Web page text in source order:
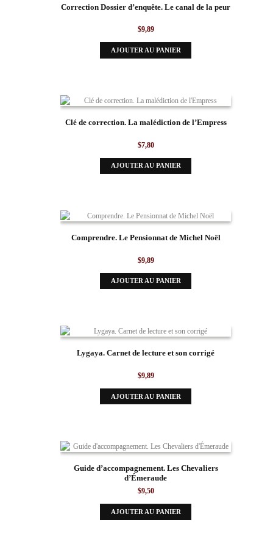
Correction Dossier d’enquête. Le canal de la peur
$9,89
AJOUTER AU PANIER
Clé de correction. La malédiction de l’Empress
$7,80
AJOUTER AU PANIER
Comprendre. Le Pensionnat de Michel Noël
$9,89
AJOUTER AU PANIER
Lygaya. Carnet de lecture et son corrigé
$9,89
AJOUTER AU PANIER
Guide d’accompagnement. Les Chevaliers
d’Émeraude
$9,50
AJOUTER AU PANIER